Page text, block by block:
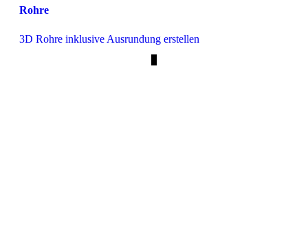
Rohre
3D Rohre inklusive Ausrundung erstellen